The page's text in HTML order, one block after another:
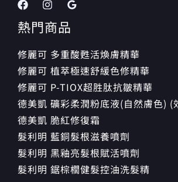
熱門商品
修麗可 多重酸甦活煥膚精華
修麗可 植萃極速舒緩色修精華
修麗可 P-TIOX超胜肽抗皺精華
德美凱 礦彩柔潤粉底液(自然膚色) (
德美凱 脆紅修復霜
髮利明 藍銅髮根滋養噴劑
髮利明 黑釉亮髮根賦活噴劑
髮利明 鋸棕櫚健髮控油洗髮精